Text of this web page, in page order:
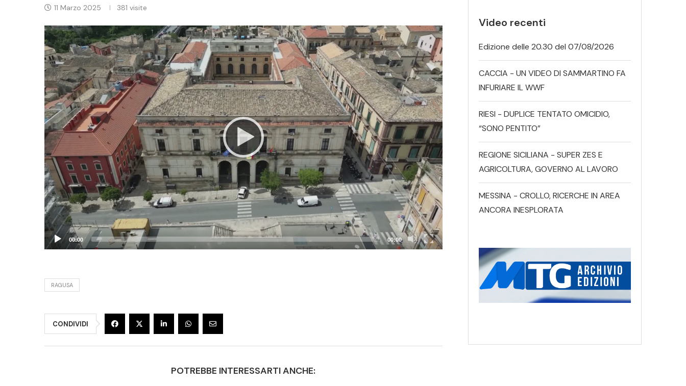
11 Marzo 2025 381 visite
Video
Player
00:00 00:00
RAGUSA
CONDIVIDI
POTREBBE INTERESSARTI ANCHE:
Video recenti
Edizione delle 20.30 del 07/08/2026
CACCIA - UN VIDEO DI SAMMARTINO FA
INFURIARE IL WWF
RIESI - DUPLICE TENTATO OMICIDIO,
“SONO PENTITO”
REGIONE SICILIANA - SUPER ZES E
AGRICOLTURA, GOVERNO AL LAVORO
MESSINA - CROLLO, RICERCHE IN AREA
ANCORA INESPLORATA